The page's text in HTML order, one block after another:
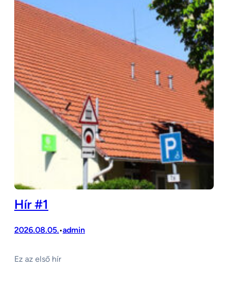
Hír #1
2026.08.05.•admin
Ez az első hír